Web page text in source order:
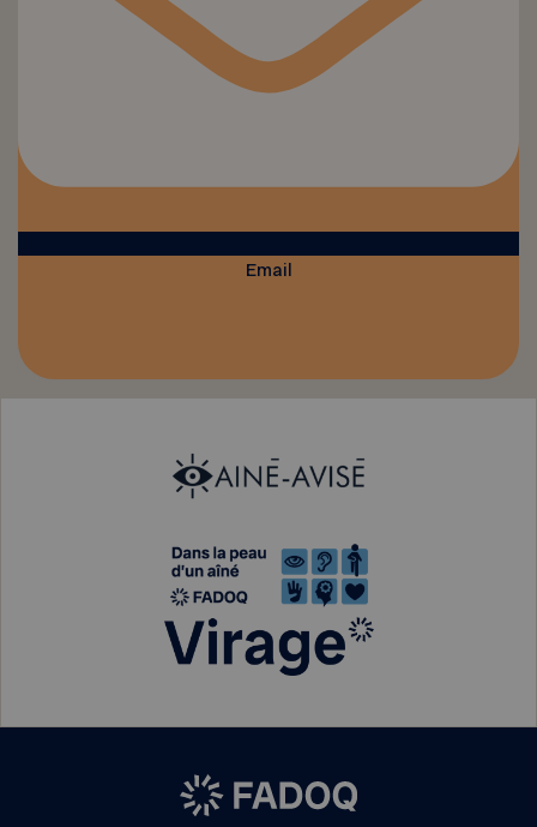
Email